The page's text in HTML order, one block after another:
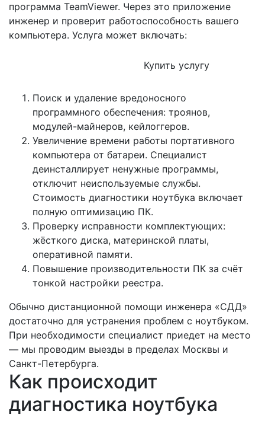
программа TeamViewer. Через это приложение
инженер и проверит работоспособность вашего
компьютера. Услуга может включать:
Купить услугу
Поиск и удаление вредоносного
программного обеспечения: троянов,
модулей-майнеров, кейлоггеров.
Увеличение времени работы портативного
компьютера от батареи. Специалист
деинсталлирует ненужные программы,
отключит неиспользуемые службы.
Стоимость диагностики ноутбука включает
полную оптимизацию ПК.
Проверку исправности комплектующих:
жёсткого диска, материнской платы,
оперативной памяти.
Повышение производительности ПК за счёт
тонкой настройки реестра.
Обычно дистанционной помощи инженера «СДД»
достаточно для устранения проблем с ноутбуком.
При необходимости специалист приедет на место
— мы проводим выезды в пределах Москвы и
Санкт-Петербурга.
Как происходит
диагностика ноутбука